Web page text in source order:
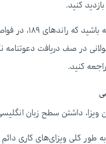
بازدید کنید.
این را هم
در صف دریافت دعوتنامه نگه ‌دارد.
کنید.
ویزا، داشتن سطح زبان
ویزای ۱۸۹ و به طور کلی